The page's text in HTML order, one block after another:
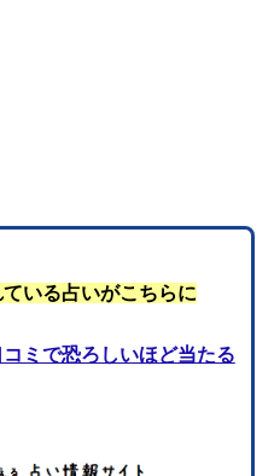
いる占いがこちらに
ミで恐ろしいほど当たる